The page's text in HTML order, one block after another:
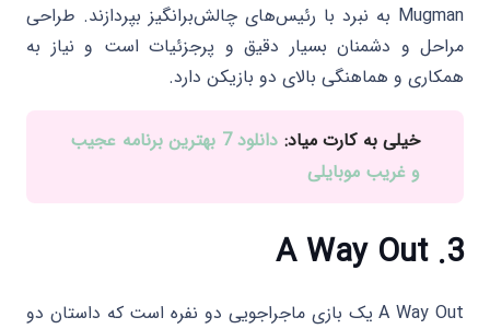
Mugman به نبرد با رئیس‌های چالش‌برانگیز بپردازند. طراحی
مراحل و دشمنان بسیار دقیق و پرجزئیات است و نیاز به
همکاری و هماهنگی بالای دو بازیکن دارد.
خیلی به کارت میاد:
دانلود 7 بهترین برنامه عجیب
و غریب موبایلی
3.
A Way Out
A Way Out یک بازی ماجراجویی دو نفره است که داستان دو